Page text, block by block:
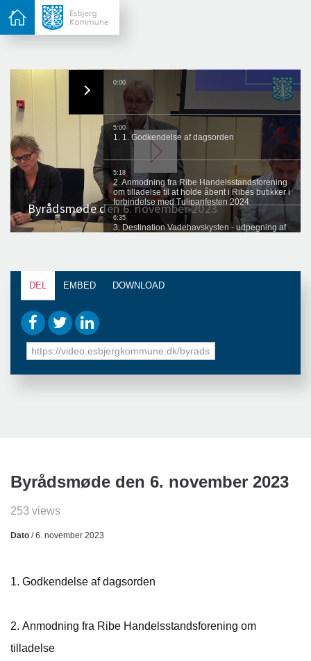
DEL EMBED DOWNLOAD
URL
to
Byrådsmøde den 6. november 2023
253 views
Dato / 6. november 2023
1. Godkendelse af dagsorden
2. Anmodning fra Ribe Handelsstandsforening om
tilladelse